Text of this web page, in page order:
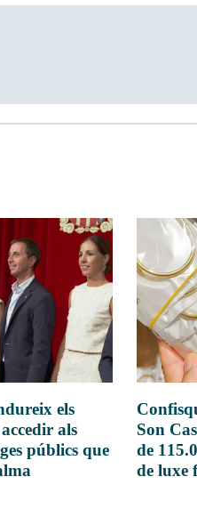
els
als
públics que
Son
de
de luxe